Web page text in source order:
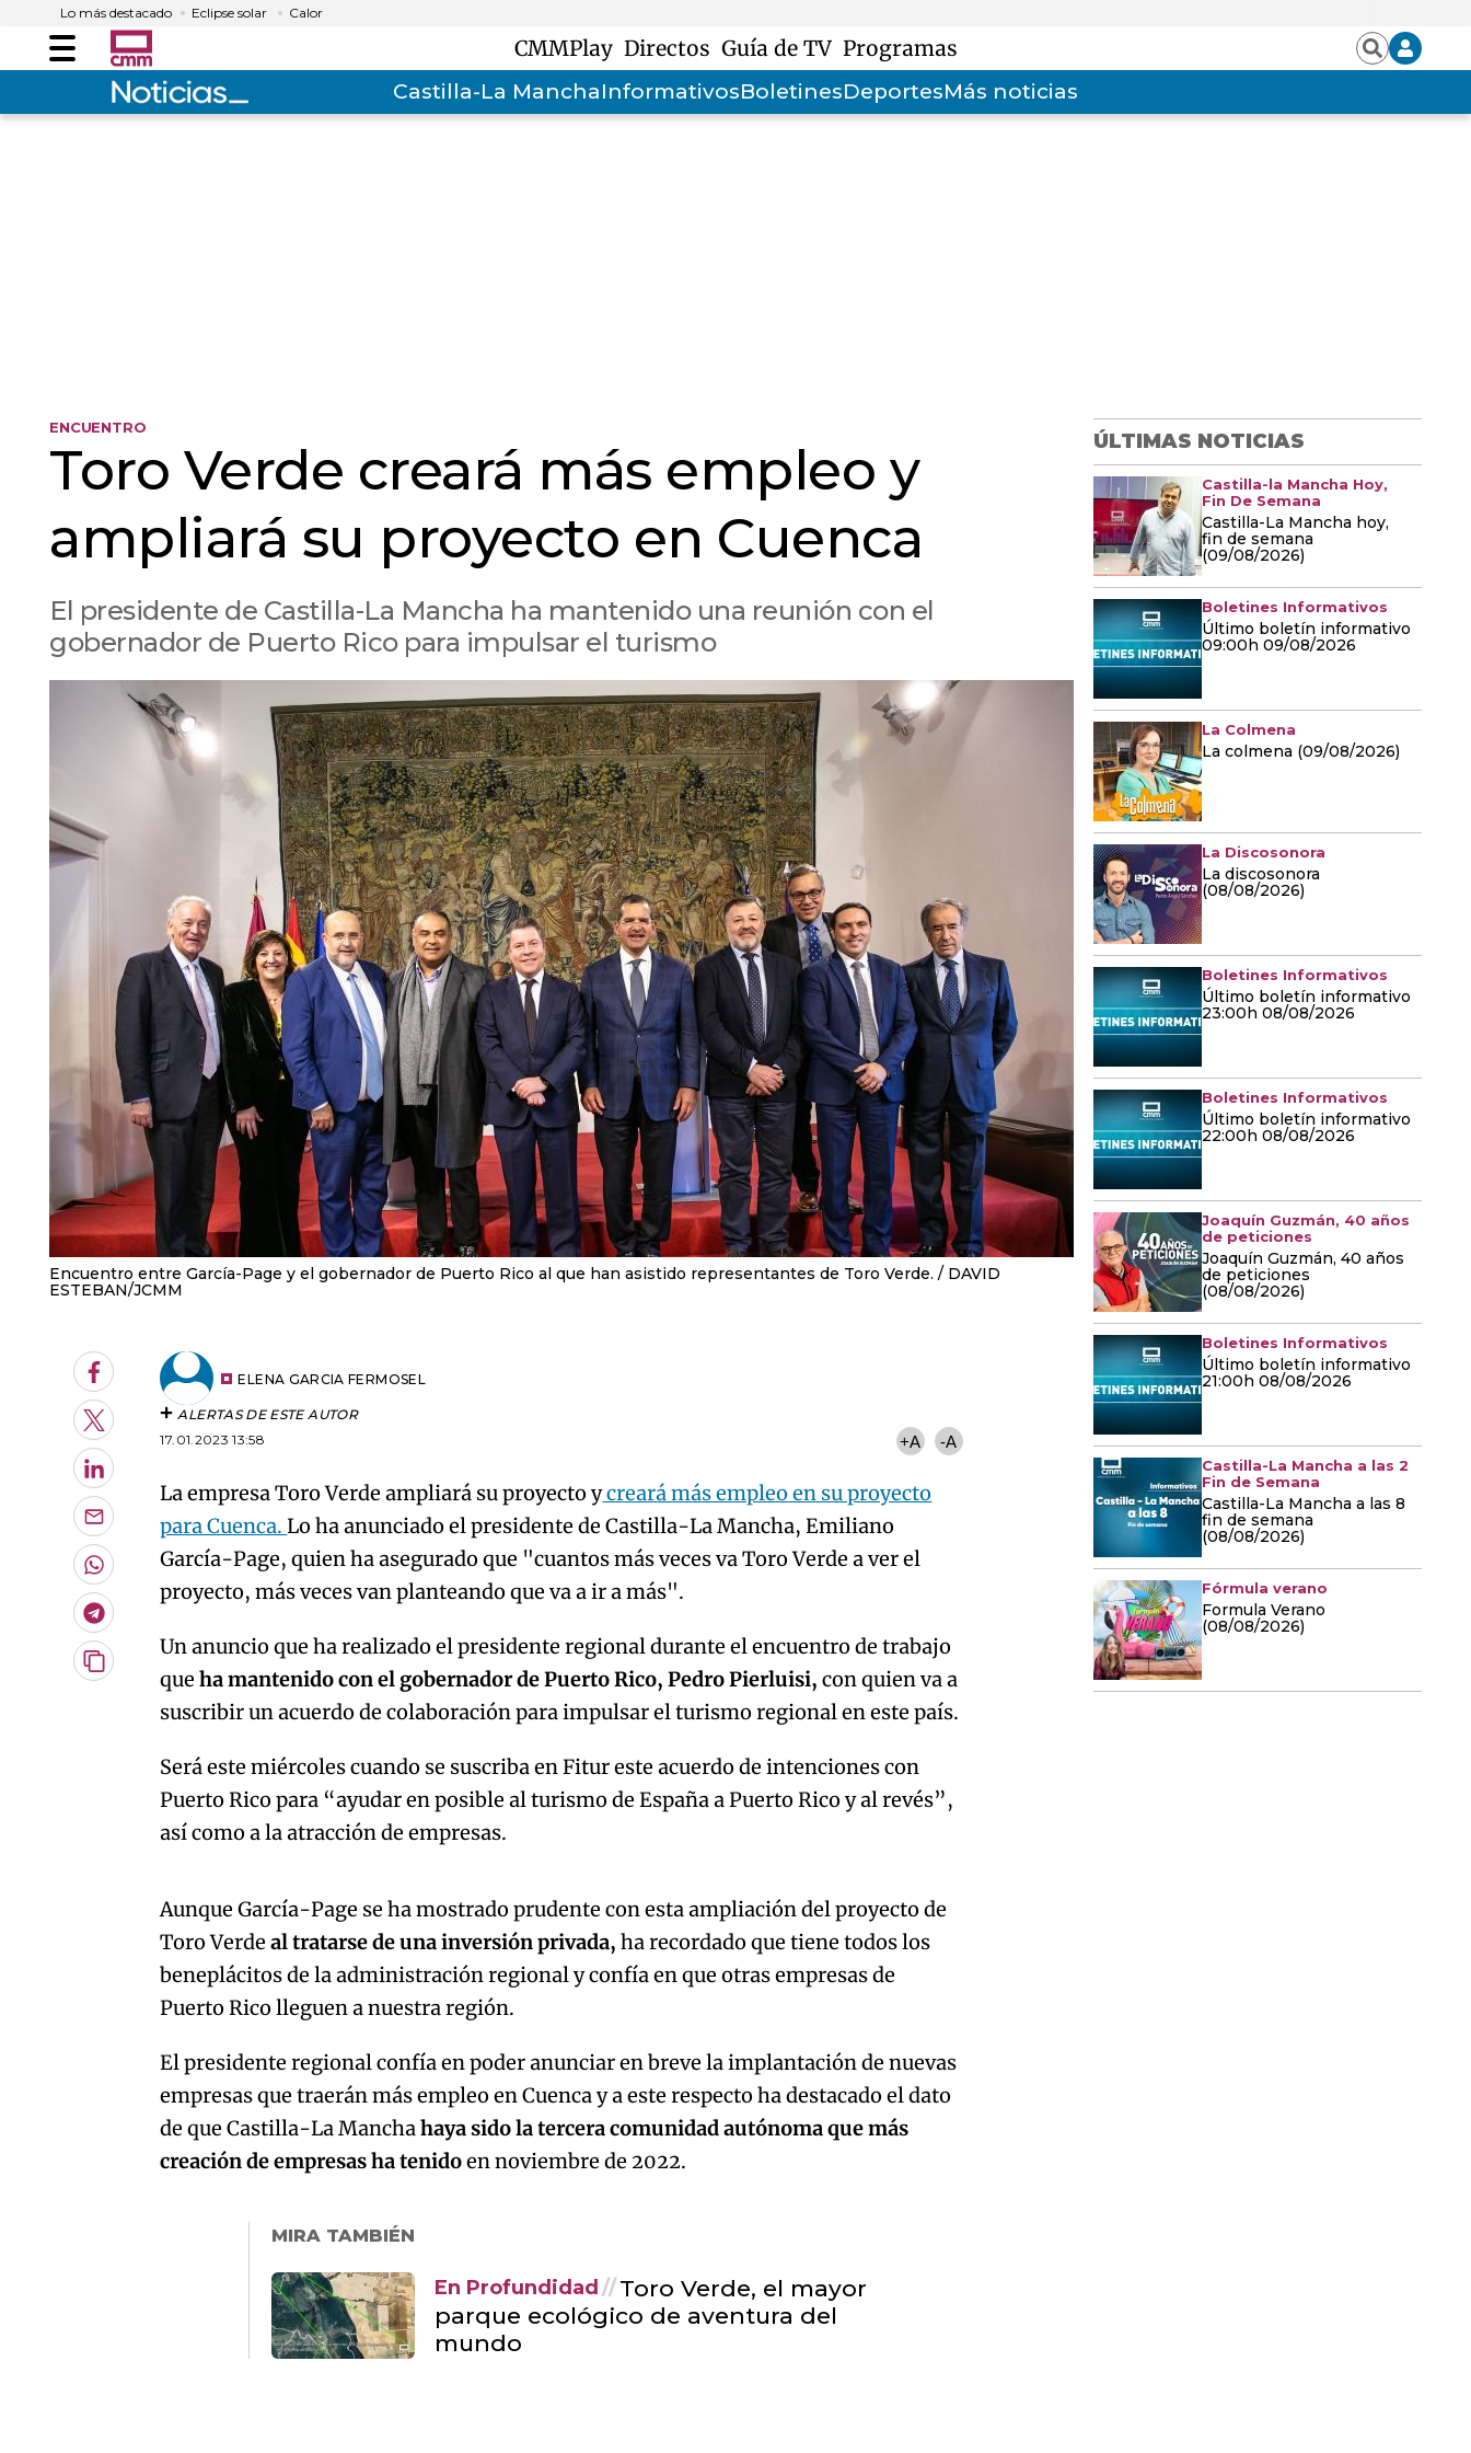
Lo más destacado Eclipse solar Calor
Menú CMMPlay Directos Guía de TV Programas BuscarIniciar
sesión
Castilla-La ManchaInformativosBoletinesDeportesMás noticias
ENCUENTRO
Toro Verde creará más empleo y
ampliará su proyecto en Cuenca
El presidente de Castilla-La Mancha ha mantenido una reunión con el
gobernador de Puerto Rico para impulsar el turismo
Encuentro entre García-Page y el gobernador de Puerto Rico al que han asistido representantes de Toro Verde.
DAVID
ESTEBAN/JCMM
Facebook
Twitter
LinkedIn
Enviar
por
Email
Whatsapp
Telegram
Copiar
ELENA GARCIA FERMOSEL
ALERTAS DE ESTE AUTOR
17.01.2023 13:58
+A -A
La empresa Toro Verde ampliará su proyecto ycreará más empleo en su proyecto
para Cuenca.Lo ha anunciado el presidente de Castilla-La Mancha, Emiliano
García-Page, quien ha asegurado que "cuantos más veces va Toro Verde a ver el
proyecto, más veces van planteando que va a ir a más".
Un anuncio que ha realizado el presidente regional durante el encuentro de trabajo
queha mantenido con el gobernador de Puerto Rico, Pedro Pierluisi, con quien va a
suscribir un acuerdo de colaboración para impulsar el turismo regional en este país.
Será este miércoles cuando se suscriba en Fitur este acuerdo de intenciones con
Puerto Rico para “ayudar en posible al turismo de España a Puerto Rico y al revés”,
así como a la atracción de empresas.Algo salió mal.
Try again
Aunque García-Page se ha mostrado prudente con esta ampliación del proyecto de
Toro Verdeal tratarse de una inversión privada, ha recordado que tiene todos los
beneplácitos de la administración regional y confía en que otras empresas de
Puerto Rico lleguen a nuestra región.
El presidente regional confía en poder anunciar en breve la implantación de nuevas
empresas que traerán más empleo en Cuenca y a este respecto ha destacado el dato
de que Castilla-La Manchahaya sido la tercera comunidad autónoma que más
creación de empresas ha tenidoen noviembre de 2022.
MIRA TAMBIÉN
En Profundidad
Toro Verde, el mayor
parque ecológico de aventura del
mundo
ÚLTIMAS NOTICIAS
Castilla-la Mancha Hoy,
Fin De Semana
Castilla-La Mancha hoy,
fin de semana
(09/08/2026)
Boletines Informativos
Último boletín informativo
09:00h 09/08/2026
La Colmena
La colmena (09/08/2026)
La Discosonora
La discosonora
(08/08/2026)
Boletines Informativos
Último boletín informativo
23:00h 08/08/2026
Boletines Informativos
Último boletín informativo
22:00h 08/08/2026
Joaquín Guzmán, 40 años
de peticiones
Joaquín Guzmán, 40 años
de peticiones
(08/08/2026)
Boletines Informativos
Último boletín informativo
21:00h 08/08/2026
Castilla-La Mancha a las 2
Fin de Semana
Castilla-La Mancha a las 8
fin de semana
(08/08/2026)
Fórmula verano
Formula Verano
(08/08/2026)